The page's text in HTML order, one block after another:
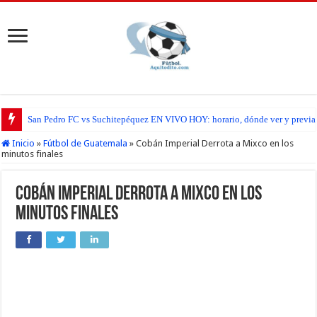
San Pedro FC vs Suchitepéquez EN VIVO HOY: horario, dónde ver y
Antigua GFC vs Guastatoya EN VIVO HOY: horario dónde ver y previa
Inicio » Fútbol de Guatemala » Cobán Imperial Derrota a Mixco en los
minutos finales
Cobán Imperial Derrota a Mixco en los
minutos finales